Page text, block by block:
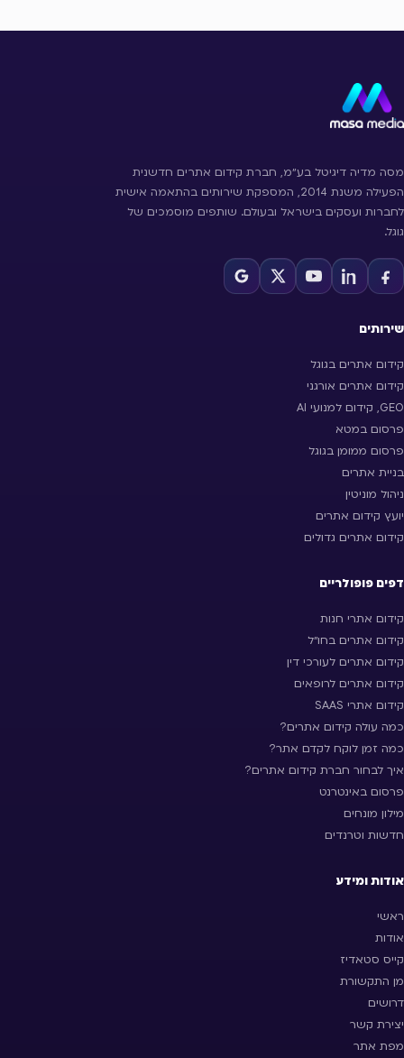
מסה מדיה דיגיטל בע״מ, חברת קידום אתרים חדשנית
הפעילה משנת 2014, המספקת שירותים בהתאמה אישית
לחברות ועסקים בישראל ובעולם. שותפים מוסמכים של
גוגל.
שירותים
קידום אתרים בגוגל
קידום אתרים אורגני
GEO, קידום למנועי AI
פרסום במטא
פרסום ממומן בגוגל
בניית אתרים
ניהול מוניטין
יועץ קידום אתרים
קידום אתרים גדולים
דפים פופולריים
קידום אתרי חנות
קידום אתרים בחו״ל
קידום אתרים לעורכי דין
קידום אתרים לרופאים
קידום אתרי SAAS
כמה עולה קידום אתרים?
כמה זמן לוקח לקדם אתר?
איך לבחור חברת קידום אתרים?
פרסום באינטרנט
מילון מונחים
חדשות וטרנדים
אודות ומידע
ראשי
אודות
קייס סטאדיז
מן התקשורת
דרושים
יצירת קשר
מפת אתר